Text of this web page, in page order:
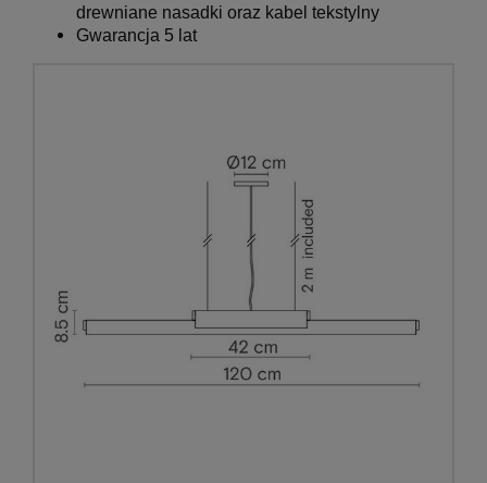
drewniane nasadki oraz kabel tekstylny
Gwarancja 5 lat